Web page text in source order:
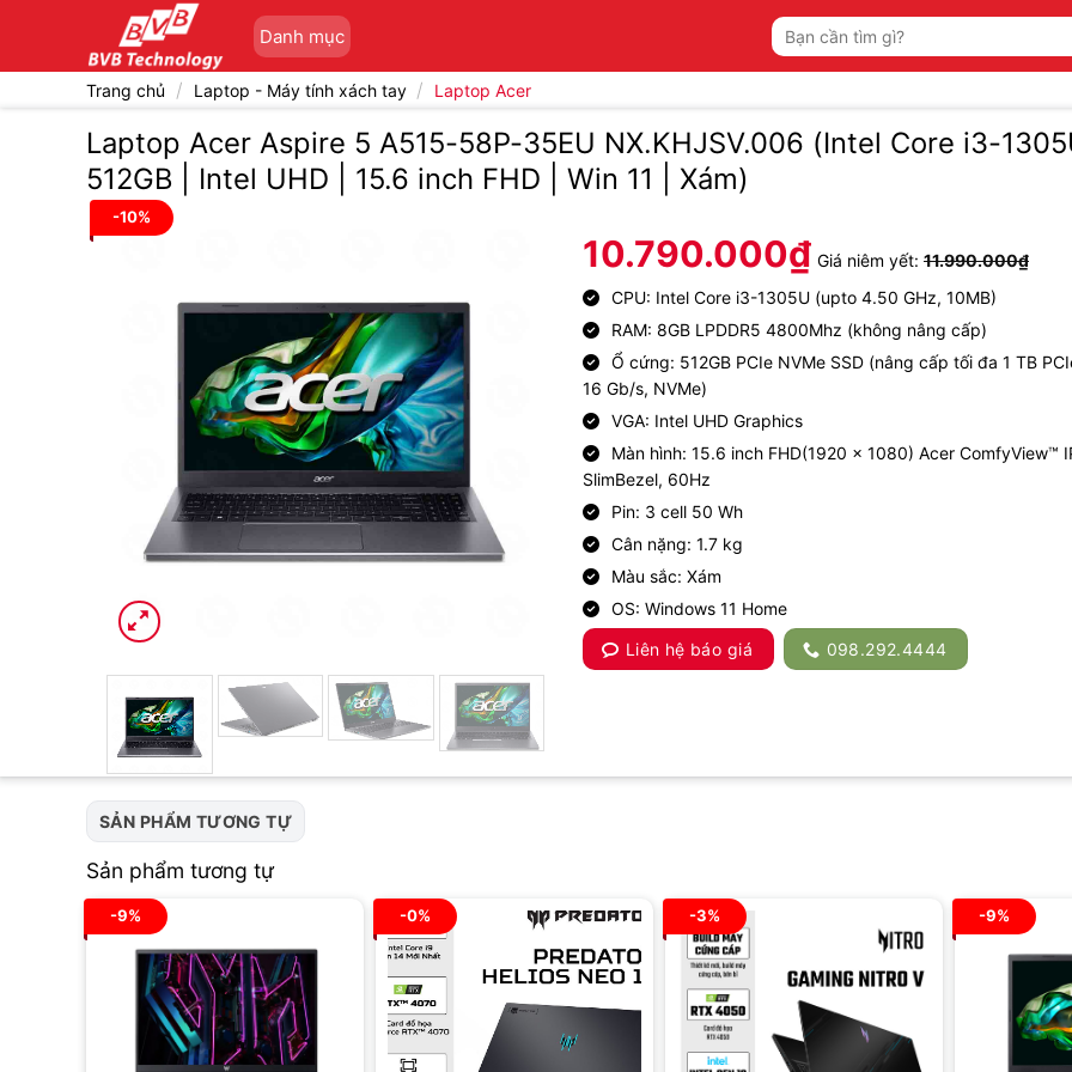
Danh mục
Tìm
kiếm:
Trang chủ / Laptop - Máy tính xách tay / Laptop Acer
Laptop Acer Aspire 5 A515-58P-35EU NX.KHJSV.006 (Intel Core i3-
512GB | Intel UHD | 15.6 inch FHD | Win 11 | Xám)
-10%
10.790.000₫ Giá niêm yết: 11.990.000₫
CPU: Intel Core i3-1305U (upto 4.50 GHz, 10MB)
RAM: 8GB LPDDR5 4800Mhz (không nâng cấp)
Ổ cứng: 512GB PCIe NVMe SSD (nâng cấp tối đa 1 TB
16 Gb/s, NVMe)
VGA: Intel UHD Graphics
Màn hình: 15.6 inch FHD(1920 x 1080) Acer ComfyView™
SlimBezel, 60Hz
Pin: 3 cell 50 Wh
Cân nặng: 1.7 kg
Màu sắc: Xám
OS: Windows 11 Home
Liên hệ báo giá
098.292.4444
SẢN PHẨM TƯƠNG TỰ
Sản phẩm tương tự
-9% -0% -3% -9%